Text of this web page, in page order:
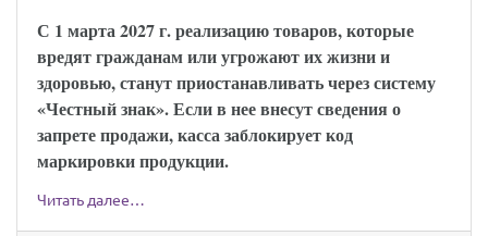
С 1 марта 2027 г. реализацию товаров, которые
вредят гражданам или угрожают их жизни и
здоровью, станут приостанавливать через систему
«Честный знак». Если в нее внесут сведения о
запрете продажи, касса заблокирует код
маркировки продукции.
Читать далее…